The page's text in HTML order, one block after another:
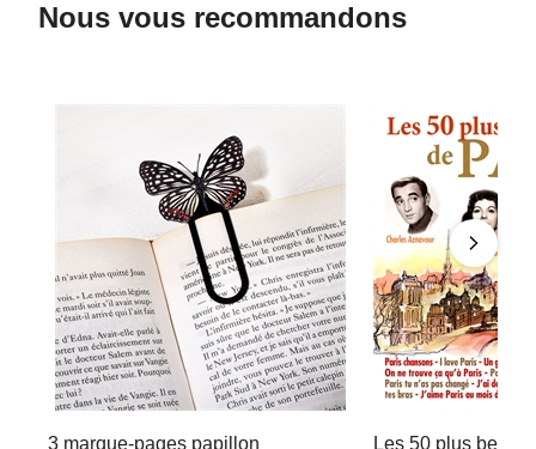
Nous vous recommandons
3 marque-pages papillon
Les 50 plus belles